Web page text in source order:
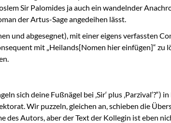
Sir Palomides ja auch ein wandelnder
der Artus-Sage angedeihen lässt.
und abgesegnet), mit einer eigens verfassten
mit „Heilands[Nomen hier einfügen]“ zu
sich deine Fußnägel bei ‚Sir‘ plus ‚Parzival‘?“)
Wir puzzeln, gleichen an, schieben die
des Autors, aber der Text der Kollegin ist eben